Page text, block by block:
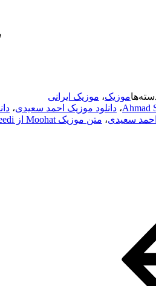
موزیک، موزیک ایرانی
، دانلود موزیک احمد سعیدی،
سعیدی، متن موزیک Moohat از Ahmad Saeedi